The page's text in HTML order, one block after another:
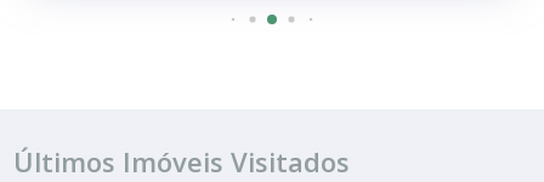
Últimos Imóveis Visitados